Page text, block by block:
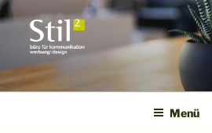
Zum
Inhalt
springen
STILQUADRAT •
Menü